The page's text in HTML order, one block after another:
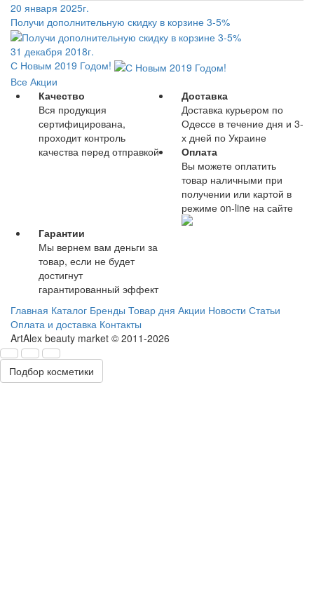
20 января 2025г.
Получи дополнительную скидку в корзине 3-5%
31 декабря 2018г.
С Новым 2019 Годом!
Все Акции
Качество
Вся продукция
сертифицирована,
проходит контроль
качества перед отправкой
Доставка
Доставка курьером по
Одессе в течение дня и 3-
х дней по Украине
Оплата
Вы можете оплатить
товар наличными при
получении или картой в
режиме on-line на сайте
Гарантии
Мы вернем вам деньги за
товар, если не будет
достигнут
гарантированный эффект
Главная Каталог Бренды Товар дня Акции Новости Статьи
Оплата и доставка Контакты
ArtAlex beauty market © 2011-2026
Подбор косметики